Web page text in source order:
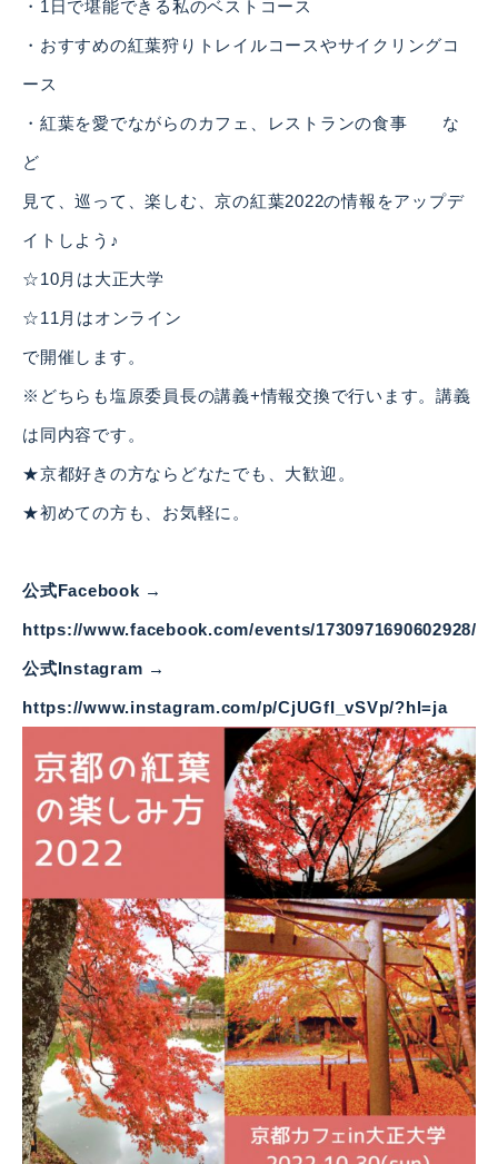
・1日で堪能できる私のベストコース
・おすすめの紅葉狩りトレイルコースやサイクリングコ
ース
・紅葉を愛でながらのカフェ、レストランの食事 な
ど
見て、巡って、楽しむ、京の紅葉2022の情報をアップデ
イトしよう♪
☆10月は大正大学
☆11月はオンライン
で開催します。
※どちらも塩原委員長の講義+情報交換で行います。講義
は同内容です。
★京都好きの方ならどなたでも、大歓迎。
★初めての方も、お気軽に。
公式Facebook →
https://www.facebook.com/events/1730971690602928/
公式Instagram →
https://www.instagram.com/p/CjUGfI_vSVp/?hl=ja